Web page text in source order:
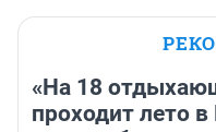
«На 18
проходит лето